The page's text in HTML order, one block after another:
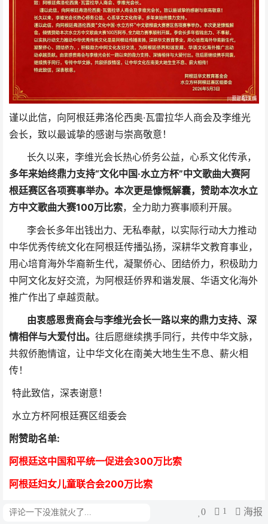
谨以此信，向阿根廷弗洛伦西奥·瓦雷拉华人商会及李维光
会长，致以最诚挚的感谢与崇高敬意！
长久以来，李维光会长热心侨务公益，心系文化传承，
多年来始终鼎力支持“文化中国·水立方杯”中文歌曲大赛阿
根廷赛区各项赛事举办。本次更是慷慨解囊，赞助本次水立
方中文歌曲大赛100万比索，全力助力赛事顺利开展。
李会长多年出钱出力、无私奉献，以实际行动大力推动
中华优秀传统文化在阿根廷传播弘扬，深耕华文教育事业，
用心培育海外华裔新生代，凝聚侨心、团结侨力，积极助力
中阿文化友好交流，为阿根廷侨界和谐发展、华语文化海外
推广作出了卓越贡献。
由衷感恩贵商会与李维光会长一路以来的鼎力支持、深
情相伴与大爱付出。 往后愿继续携手同行，共传中华文脉，
共叙侨胞情谊，让中华文化在南美大地生生不息、薪火相
传！
特此致信，深表谢意！
水立方杯阿根廷赛区组委会
附赞助名单:
阿根廷这中国和平统一促进会300万比索
阿根廷妇女儿童联合会200万比索
阿根廷洪门协会200万比索
评论 0 1 海报